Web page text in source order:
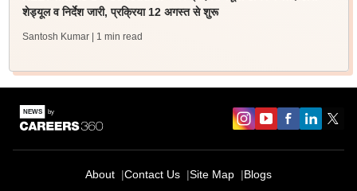
शेड्यूल व निर्देश जारी, प्रक्रिया 12 अगस्त से शुरू
Santosh Kumar | 1 min read
About Contact Us Site Map Blogs